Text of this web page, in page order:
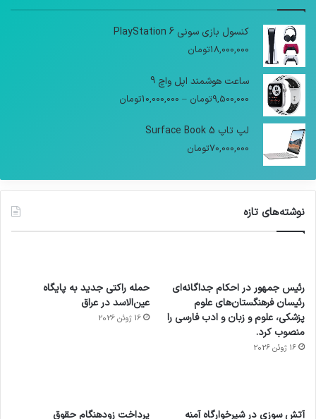
کنسول بازی سونی PlayStation 6
18,000,000تومان
ساعت هوشمند اپل واچ 9
9,500,000تومان –
10,000,000تومان
لپ تاپ Surface Book 5
70,000,000تومان
نوشته‌های تازه
رئیس جمهور در احکام جداگانه‌ای
رئیسان فرهنگستان‌های علوم
پزشکی، علوم و زبان و ادب فارسی را
منصوب کرد.
16 ژوئن 2026
حمله راکتی جدید به پایگاه
عین‌الاسد در عراق
16 ژوئن 2026
آتش سوزی در شیرخوارگاه آمنه
پرداخت زودهنگام حقوق
برای
مجازی
با طعم
های